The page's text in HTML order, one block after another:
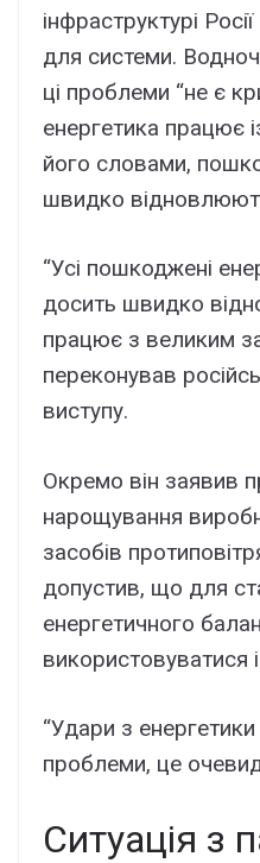
інфраструктурі
для системи.
ці проблеми “не є
енергетика працює
його словами,
швидко
“Усі пошкоджені
досить швидко
працює з великим
переконував
виступу.
Окремо він заявив
нарощування
засобів
допустив, що для
енергетичного
використовуватися
“Удари з
проблеми, це
Ситуація з